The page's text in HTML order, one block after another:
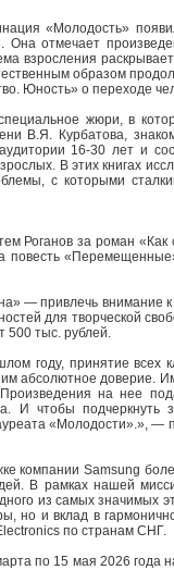
«Молодость»
Она отмечает
взросления
образом
Юность» о переходе
жюри, в
В.Я. Курбатова,
16-30 лет и
В этих книгах
с которыми
Роганов за роман
повесть
— привлечь внимание
для творческой
500 тыс. рублей.
году, принятие всех
абсолютное доверие.
на нее
И чтобы подчеркнуть
«Молодости».», —
компании Samsung
В рамках нашей
из самых значимых
но и вклад в
по странам СНГ.
по 15 мая 2026 года